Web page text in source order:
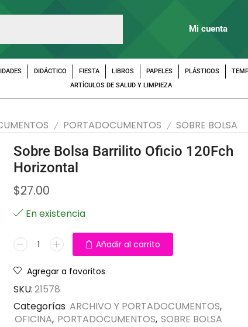
Mi cuenta
DIDÁCTICO FIESTA LIBROS PAPELES PLÁSTICOS
ARTÍCULOS DE SALUD Y LIMPIEZA
/ PORTADOCUMENTOS / SOBRE BOLSA
Sobre Bolsa Barrilito Oficio 120Fch
Horizontal
$27.00
En existencia
Añadir al carrito
Agregar a favoritos
SKU:21578
Categorías ARCHIVO Y PORTADOCUMENTOS,
OFICINA, PORTADOCUMENTOS, SOBRE BOLSA